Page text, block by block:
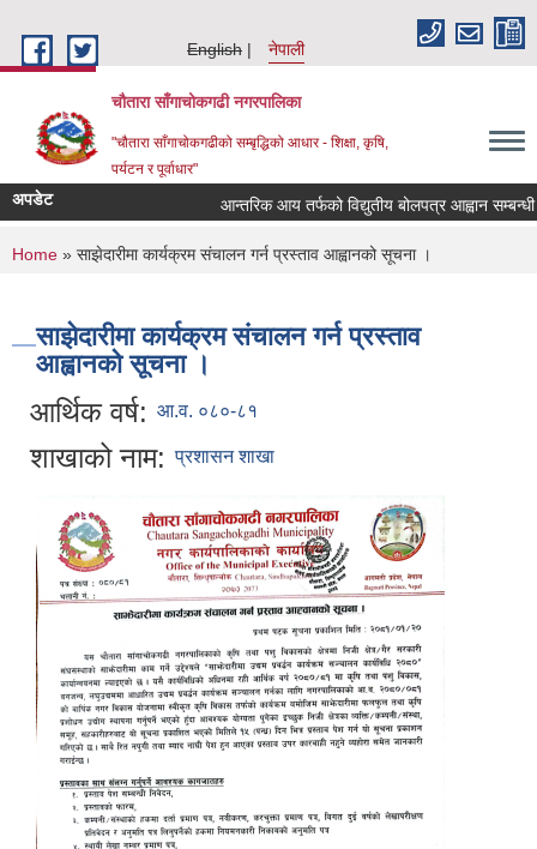
English
नेपाली
चौतारा साँगाचोकगढी नगरपालिका
"चौतारा साँगाचोकगढीको सम्बृद्धिको आधार - शिक्षा, कृषि,
पर्यटन र पूर्वाधार"
अपडेट आन्तरिक आय तर्फको विद्युतीय बोलपत्र आह्वान सम्बन्धी
You are here
Home » साझेदारीमा कार्यक्रम संचालन गर्न प्रस्ताव आह्वानको सूचना ।
साझेदारीमा कार्यक्रम संचालन गर्न प्रस्ताव
आह्वानको सूचना ।
आर्थिक वर्ष: आ.व. ०८०-८१
शाखाको नाम: प्रशासन शाखा